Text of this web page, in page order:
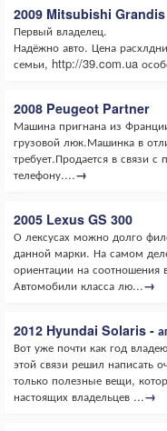
2009 Mitsubishi Grandis
Первый владелец.
Надёжно авто. Цена
семьи, http://39.com.ua
2008 Peugeot Partner
Машина пригнана из
грузовой люк.Машинка в
требует.Продается в связи
телефону....→
2005 Lexus GS 300
О лексусах можно долго
данной марки. На самом
ориентации на соотношения
Автомобили класса лю...→
2012 Hyundai Solaris -
Вот уже почти как год
этой связи решил написать
только полезные вещи,
настоящих владельцев ...→